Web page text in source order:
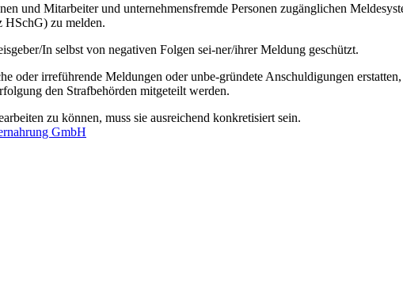
und Mitarbeiter und unternehmensfremde Personen zugänglichen
HSchG) zu melden.
In selbst von negativen Folgen sei-ner/ihrer Meldung geschützt.
oder irreführende Meldungen oder unbe-gründete Anschuldigungen
den Strafbehörden mitgeteilt werden.
zu können, muss sie ausreichend konkretisiert sein.
GmbH